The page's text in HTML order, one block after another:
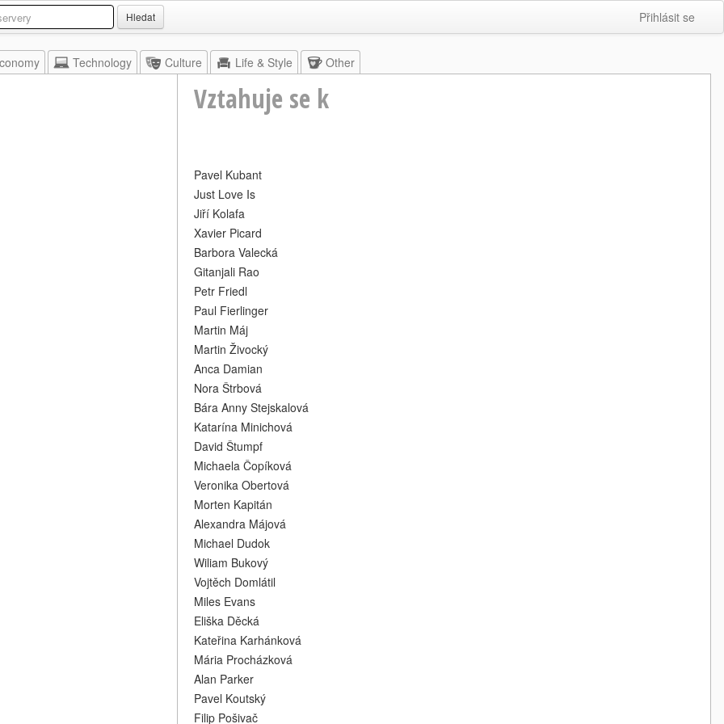
Hledat Přihlásit se
Technology Culture Life & Style Other
Vztahuje se k
Pavel Kubant
Just Love Is
Jiří Kolafa
Xavier Picard
Barbora Valecká
Gitanjali Rao
Petr Friedl
Paul Fierlinger
Martin Máj
Martin Živocký
Anca Damian
Nora Štrbová
Bára Anny Stejskalová
Katarína Minichová
David Štumpf
Michaela Čopíková
Veronika Obertová
Morten Kapitán
Alexandra Májová
Michael Dudok
Wiliam Bukový
Vojtěch Domlátil
Miles Evans
Eliška Děcká
Kateřina Karhánková
Mária Procházková
Alan Parker
Pavel Koutský
Filip Pošivač